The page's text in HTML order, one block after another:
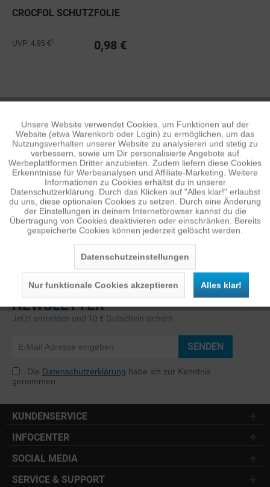
CROCFOL SCHUTZFOLIE
0,98 €
UVP: 4,95 €
CROCFOL
NEWSLETTER
Jetzt anmelden und 10 € Gutschein sichern
SENDEN
Die Datenschutzerklärung habe ich zur Kenntnis
genommen.
KUNDENSERVICE
INFOCENTER
SOCIAL MEDIA
SERVICE & SUPPORT
Funktionale Aktiv
Tracking Inaktiv
Personalisierung Inaktiv
Service Inaktiv
Unsere Website verwendet Cookies, um Funktionen auf der
Website (etwa Warenkorb oder Login) zu ermöglichen, um das
Nutzungsverhalten unserer Website zu analysieren und stetig zu
verbessern, sowie um Dir personalisierte Angebote auf
Werbeplattformen Dritter anzubieten. Zudem liefern diese Cookies
Erkenntnisse für Werbeanalysen und Affiliate-Marketing. Weitere
Informationen zu Cookies erhältst du in unserer
Datenschutzerklärung. Durch das Klicken auf "Alles klar!" erlaubst
du uns, diese optionalen Cookies zu setzen. Durch eine Änderung
der Einstellungen in deinem Internetbrowser kannst du die
Übertragung von Cookies deaktivieren oder einschränken. Bereits
gespeicherte Cookies können jederzeit gelöscht werden.
Datenschutzeinstellungen
Nur funktionale Cookies akzeptieren Alles klar!